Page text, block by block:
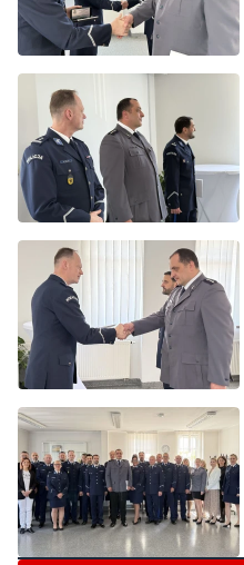
Byliście świadkami zdarzenia
aby nasza redakcja zajęła się
Wasze sygnały i informacje.